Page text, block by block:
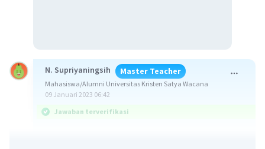
N. Supriyaningsih Master Teacher
Mahasiswa/Alumni Universitas Kristen Satya Wacana
09 Januari 2023 06:42
Jawaban terverifikasi